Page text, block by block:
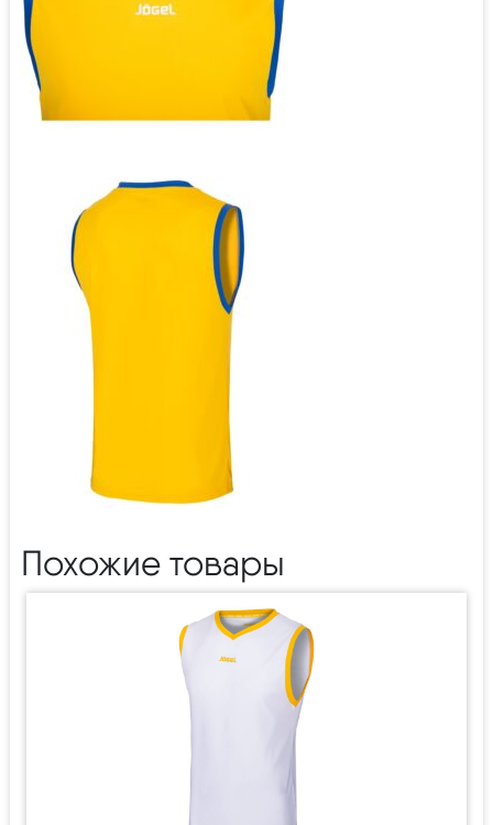
Похожие товары